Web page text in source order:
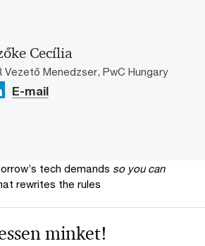
Cecília
Vezető Menedzser, PwC Hungary
E-mail
tech demands so you can
rewrites the rules
minket!